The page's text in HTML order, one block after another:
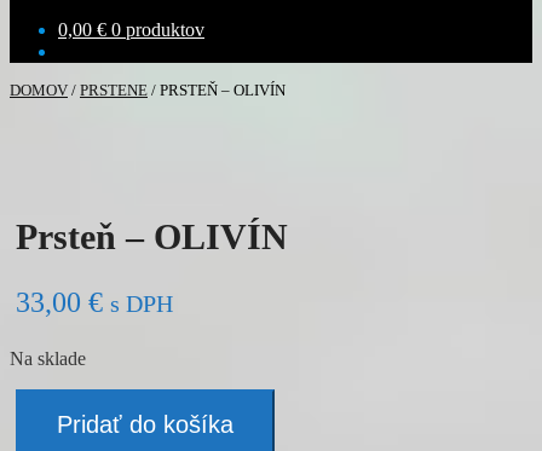
0,00 € 0 produktov
DOMOV / PRSTENE / PRSTEŇ – OLIVÍN
Prsteň – OLIVÍN
33,00 € s DPH
Na sklade
PrsteňPridať do košíka